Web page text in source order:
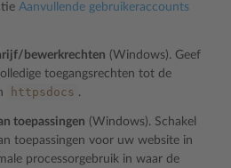
Aanvullende gebruikeraccounts
bewerkrechten (Windows). Geef
toegangsrechten tot de
httpsdocs .
toepassingen (Windows). Schakel
toepassingen voor uw website in
processorgebruik in waar de